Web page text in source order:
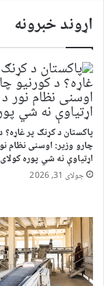
اړوند خبرونه
پاکستان د کړنګ پر غاړه؟
چارو وزیر: اوسنی نظام
اړتیاوې نه شي پوره کولای
جولای 31, 2026